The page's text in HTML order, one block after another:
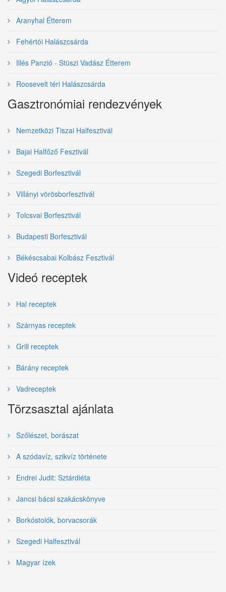
Aranyhal Étterem
Fehértói Halászcsárda
Illés Panzió - Stüszi Vadász Étterem
Roosevelt téri Halászcsárda
Gasztronómiai rendezvények
Nemzetközi Tiszai Halfesztivál
Bajai Halfőző Fesztivál
Szegedi Borfesztivál
Villányi vörösborfesztivál
Tolcsvai Borfesztivál
Budapesti Borfesztivál
Békéscsabai Kolbász Fesztivál
Videó receptek
Hal receptek
Szárnyas receptek
Grill receptek
Bárány receptek
Vadreceptek
Törzsasztal ajánlata
Szőlészet, borászat
A szódavíz, szikvíz története
Endrei Judit: Sztárdiéta
Jancsi bácsi szakácskönyve
Borkóstolók, borvacsorák
Szegedi Halfesztivál
Magyar ízek